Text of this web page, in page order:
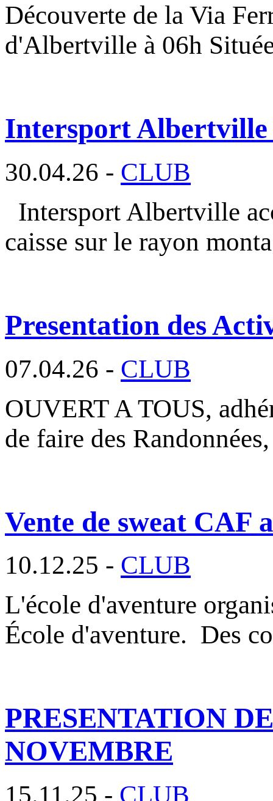
Découverte de la Via
d'Albertville à 06h
Intersport Albertville
30.04.26 - CLUB
Intersport Albertville
caisse sur le rayon
Presentation des
07.04.26 - CLUB
OUVERT A TOUS,
de faire des
Vente de sweat CAF
10.12.25 - CLUB
L'école d'aventure
École d'aventure. Des
PRESENTATION
NOVEMBRE
15.11.25 - CLUB